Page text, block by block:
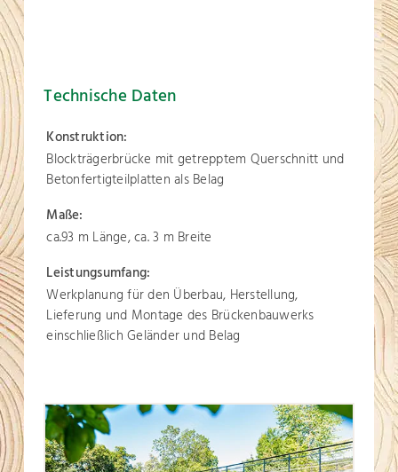
Technische Daten
Konstruktion:
Blockträgerbrücke mit getrepptem Querschnitt und
Betonfertigteilplatten als Belag
Maße:
ca.93 m Länge, ca. 3 m Breite
Leistungsumfang:
Werkplanung für den Überbau, Herstellung,
Lieferung und Montage des Brückenbauwerks
einschließlich Geländer und Belag